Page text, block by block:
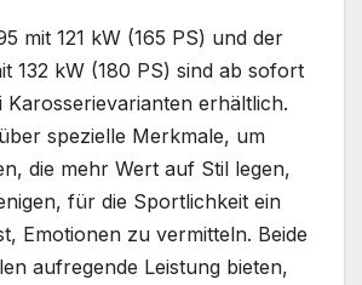
mit 121 kW (165 PS) und der
132 kW (180 PS) sind ab sofort
Karosserievarianten erhältlich.
spezielle Merkmale, um
die mehr Wert auf Stil legen,
für die Sportlichkeit ein
Emotionen zu vermitteln. Beide
aufregende Leistung bieten,